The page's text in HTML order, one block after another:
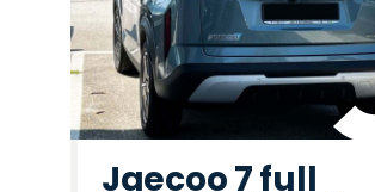
Jaecoo 7 full